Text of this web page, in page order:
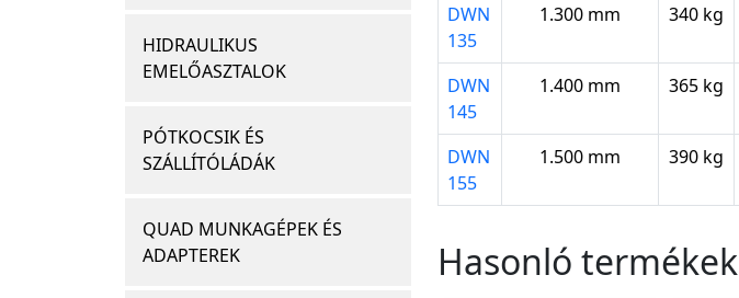
HIDRAULIKUS
EMELŐASZTALOK
PÓTKOCSIK ÉS
SZÁLLÍTÓLÁDÁK
QUAD MUNKAGÉPEK ÉS
ADAPTEREK
DWN
135
1.300 mm 340 kg
DWN
145
1.400 mm 365 kg
DWN
155
1.500 mm 390 kg
Hasonló termékek